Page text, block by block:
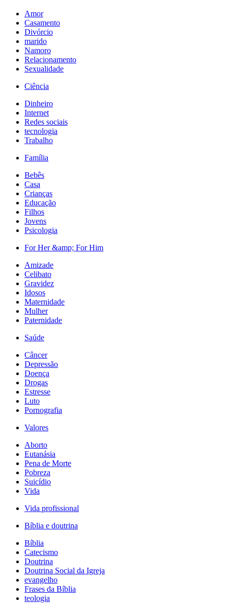
Amor
Casamento
Divórcio
marido
Namoro
Relacionamento
Sexualidade
Ciência
Dinheiro
Internet
Redes sociais
tecnologia
Trabalho
Família
Bebês
Casa
Crianças
Educação
Filhos
Jovens
Psicologia
For Her &amp; For Him
Amizade
Celibato
Gravidez
Idosos
Maternidade
Mulher
Paternidade
Saúde
Câncer
Depressão
Doença
Drogas
Estresse
Luto
Pornografia
Valores
Aborto
Eutanásia
Pena de Morte
Pobreza
Suicídio
Vida
Vida profissional
Bíblia e doutrina
Bíblia
Catecismo
Doutrina
Doutrina Social da Igreja
evangelho
Frases da Bíblia
teologia